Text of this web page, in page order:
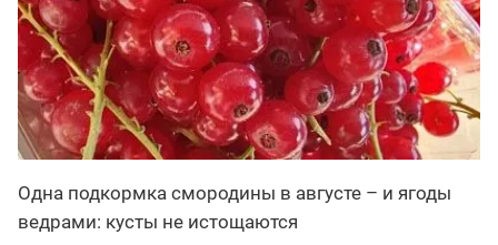
Одна подкормка смородины в августе – и ягоды
ведрами: кусты не истощаются